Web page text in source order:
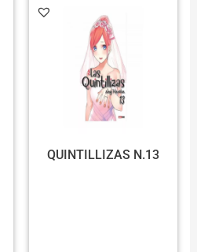
QUINTILLIZAS N.13